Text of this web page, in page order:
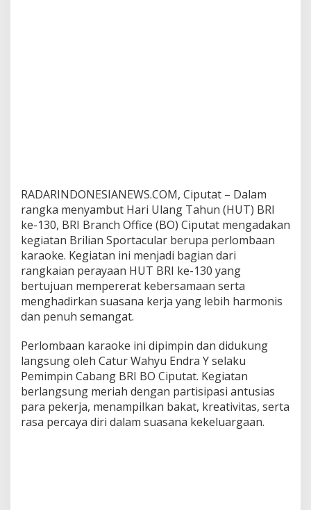
a
r
P
r
o
m
b
a
K
a
r
a
o
k
e
RADARINDONESIANEWS.COM, Ciputat – Dalam
rangka menyambut Hari Ulang Tahun (HUT) BRI
ke-130, BRI Branch Office (BO) Ciputat mengadakan
kegiatan Brilian Sportacular berupa perlombaan
karaoke. Kegiatan ini menjadi bagian dari
rangkaian perayaan HUT BRI ke-130 yang
bertujuan mempererat kebersamaan serta
menghadirkan suasana kerja yang lebih harmonis
dan penuh semangat.
Perlombaan karaoke ini dipimpin dan didukung
langsung oleh Catur Wahyu Endra Y selaku
Pemimpin Cabang BRI BO Ciputat. Kegiatan
berlangsung meriah dengan partisipasi antusias
para pekerja, menampilkan bakat, kreativitas, serta
rasa percaya diri dalam suasana kekeluargaan.